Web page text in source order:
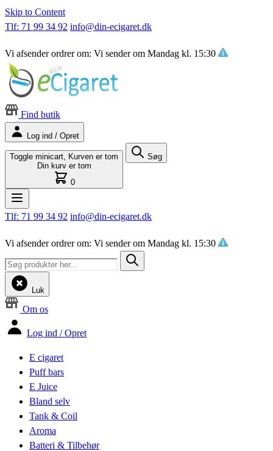
Skip to Content
Tlf: 71 99 34 92 info@din-ecigaret.dk
Vi afsender ordrer om: Vi sender om Mandag kl. 15:30
Find butik
Log ind / Opret
Toggle minicart, Kurven er tom
Din kurv er tom
0
Søg
Tlf: 71 99 34 92 info@din-ecigaret.dk
Vi afsender ordrer om: Vi sender om Mandag kl. 15:30
Luk
Om os
Log ind / Opret
E cigaret
Puff bars
E Juice
Bland selv
Tank & Coil
Aroma
Batteri & Tilbehør